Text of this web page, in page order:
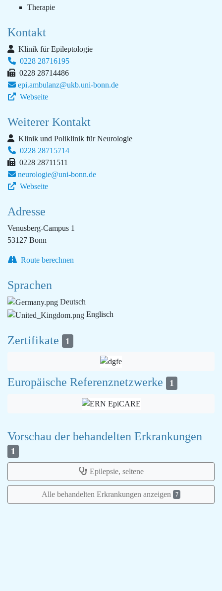
Therapie
Kontakt
Klinik für Epileptologie
0228 28716195
0228 28714486
epi.ambulanz@ukb.uni-bonn.de
Webseite
Weiterer Kontakt
Klinik und Poliklinik für Neurologie
0228 28715714
0228 28711511
neurologie@uni-bonn.de
Webseite
Adresse
Venusberg-Campus 1
53127 Bonn
Route berechnen
Sprachen
Deutsch
Englisch
Zertifikate 1
Europäische Referenznetzwerke 1
Vorschau der behandelten Erkrankungen
1
Epilepsie, seltene
Alle behandelten Erkrankungen anzeigen 7